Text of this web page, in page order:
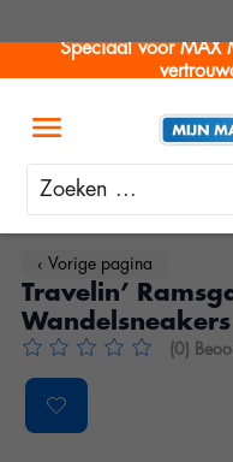
Speciaal voor MAX
Zoeken
‹ Vorige pagina
Travelin’
De beoordeling van dit
(0)
Product image